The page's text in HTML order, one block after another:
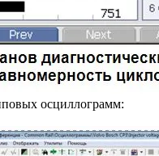
осциллограмм: